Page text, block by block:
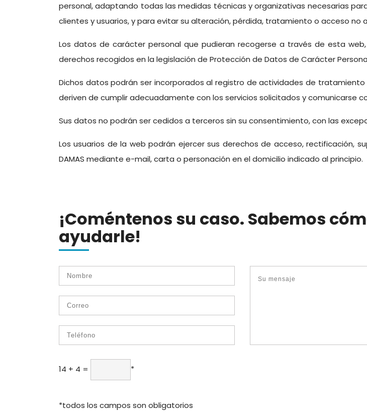
personal, adaptando todas las medidas técnicas y organizativas necesarias
clientes y usuarios, y para evitar su alteración, pérdida, tratamiento o acceso no
Los datos de carácter personal que pudieran recogerse a través de esta
derechos recogidos en la legislación de Protección de Datos de Carácter
Dichos datos podrán ser incorporados al registro de actividades de tratamiento
deriven de cumplir adecuadamente con los servicios solicitados y comunicarse
Sus datos no podrán ser cedidos a terceros sin su consentimiento, con las
Los usuarios de la web podrán ejercer sus derechos de acceso, rectificación,
DAMAS mediante e-mail, carta o personación en el domicilio indicado al principio.
¡Coméntenos su caso. Sabemos
ayudarle!
614 + 4 = *
*todos los campos son obligatorios